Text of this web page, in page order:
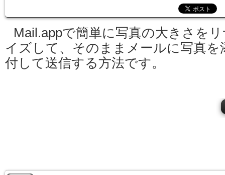
Mail.appで簡単に写真の大きさを
イズして、そのままメールに写真を
付して送信する方法です。